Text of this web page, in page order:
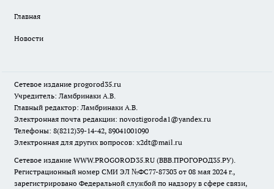
Главная
Новости
Сетевое издание progorod35.ru
Учредитель: Ламбринаки А.В.
Главный редактор: Ламбринаки А.В.
Электронная почта редакции: novostigoroda1@yandex.ru
Телефоны: 8(8212)39-14-42, 89041001090
Электронная для других вопросов: x2dt@mail.ru
Сетевое издание WWW.PROGOROD35.RU (ВВВ.ПРОГОРОД35.РУ).
Регистрационный номер СМИ ЭЛ №ФС77-87303 от 08 мая 2024 г.,
зарегистрировано Федеральной службой по надзору в сфере связи,